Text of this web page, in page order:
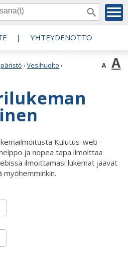
| YHTEYDENOTTO
› Vesihuolto ›
A A
Kulutus-web -
ja nopea tapa ilmoittaa
ilmoittamasi lukemat jäävät